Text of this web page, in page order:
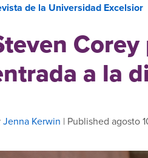
de la Universidad Excelsior
a la
Jenna Kerwin | Published agosto